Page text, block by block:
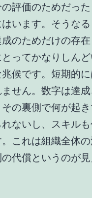
の評価のためだっ
います。そうな
のためだけの存
とってかなりしん
候です。短期的
ません。数字は達
その裏側で何が起
ないし、スキル
。これは組織全体
の代償というのが